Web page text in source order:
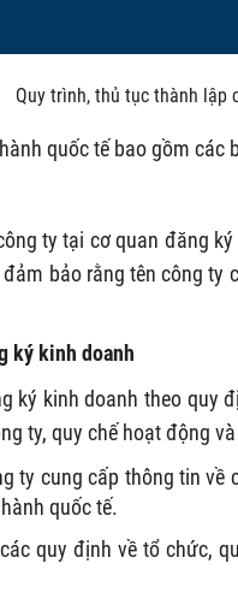
Quy trình, thủ tục thành lập
quốc tế bao gồm các
ty tại cơ quan đăng
bảo rằng tên công ty
ký kinh doanh
ký kinh doanh theo quy
ty, quy chế hoạt động
ty cung cấp thông tin
quốc tế.
quy định về tổ chức,